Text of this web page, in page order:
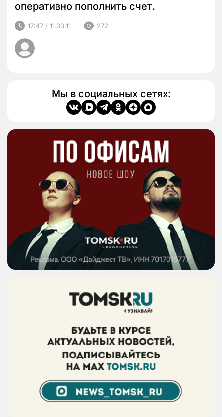
оперативно пополнить счет.
17:47 / 11.03.11 272
Мы в социальных сетях: